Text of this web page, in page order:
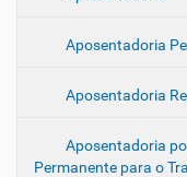
ç
Aposentadoria
Aposentadoria
Aposentadoria
Permanente para o